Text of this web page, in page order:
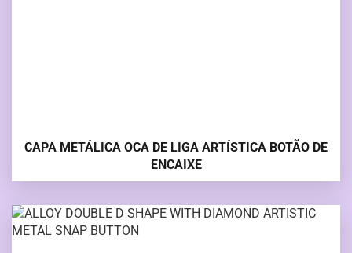
CAPA METÁLICA OCA DE LIGA ARTÍSTICA BOTÃO DE
ENCAIXE